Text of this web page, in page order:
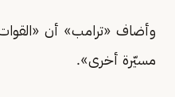
مسيّرة أخرى».